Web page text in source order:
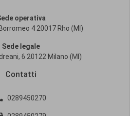
operativa
4 20017 Rho (MI)
Sede legale
6 20122 Milano (MI)
Contatti
0289450270